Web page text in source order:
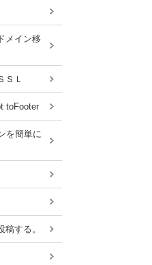
メイン移
Ｌ
toFooter
を簡単に
する。